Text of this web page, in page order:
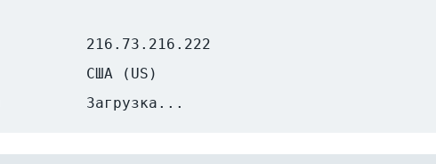
216.73.216.222
США (US)
Загрузка...